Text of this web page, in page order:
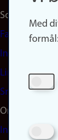
Sosiale medier
Facebook
Instagram
LinkedIn
Snapchat
Om
Med